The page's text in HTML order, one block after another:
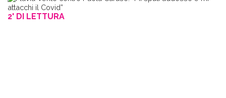
2' DI LETTURA